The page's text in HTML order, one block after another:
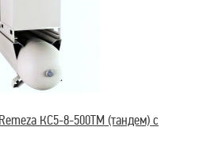
КС5-8-500ТМ (тандем) с